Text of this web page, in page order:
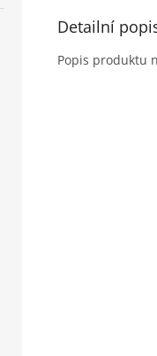
Detailní
Popis produktu